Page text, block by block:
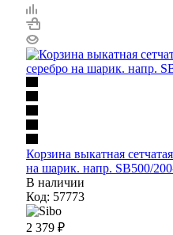
Корзина выкатная
на шарик. напр. SB500/
В наличии
Код: 57773
2 379 ₽